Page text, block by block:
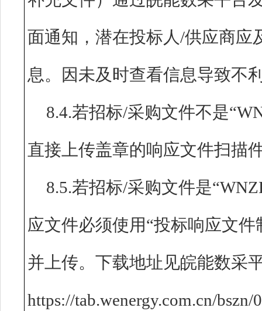
面通知，潜在投标人/供应商应
息。因未及时查看信息导致不
8.4.若招标/采购文件不是
直接上传盖章的响应文件扫描
8.5.若招标/采购文件是
应文件必须使用“投标响应文
并上传。下载地址见皖能数采
https://tab.wenergy.com.cn/